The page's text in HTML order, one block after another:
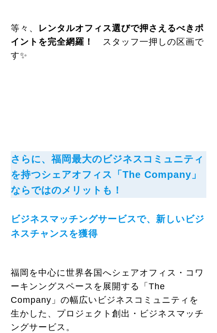
等々、 レンタルオフィス選びで押さえるべきポ
イントを完全網羅！
スタッフ一押しの区画で
す✨
さらに、福岡最大のビジネスコミュニティ
を持つシェアオフィス「The Company」
ならではのメリットも！
ビジネスマッチングサービスで、新しいビジ
ネスチャンスを獲得
福岡を中心に世界各国へシェアオフィス・コワ
ーキンングスペースを展開する「The
Company」の幅広いビジネスコミュニティを
生かした、プロジェクト創出・ビジネスマッチ
ングサービス。